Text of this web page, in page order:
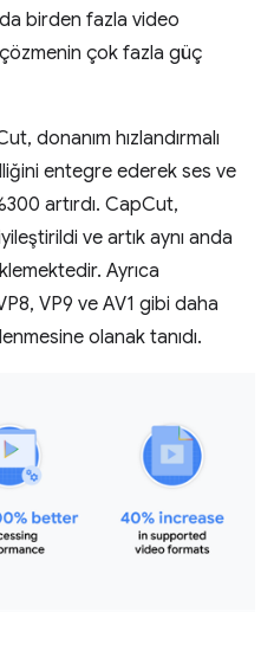
birden fazla video
çözmenin çok fazla güç
donanım hızlandırmalı
entegre ederek ses ve
artırdı. CapCut,
ve artık aynı anda
Ayrıca
VP9 ve AV1 gibi daha
olanak tanıdı.